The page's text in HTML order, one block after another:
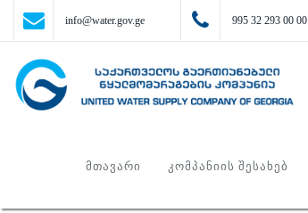
info@water.gov.ge 995 32 293 00 00
ᲛᲗᲐᲕᲐᲠᲘ ᲙᲝᲛᲞᲐᲜᲘᲘᲡ ᲨᲔᲡᲐᲮᲔᲑ